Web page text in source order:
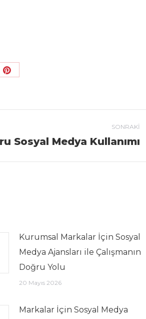
LinkedIn
Share with Pinterest
SONRAKI
Sosyal Medya Kullanımı
Kurumsal Markalar İçin Sosyal
Medya Ajansları ile Çalışmanın
Doğru Yolu
20 Mayıs 2026
Markalar İçin Sosyal Medya